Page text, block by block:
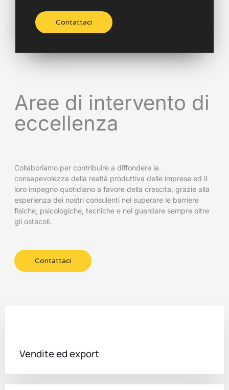
Contattaci
Aree di intervento di
eccellenza
Collaboriamo per contribuire a diffondere la
consapevolezza della realtà produttiva delle imprese ed il
loro impegno quotidiano a favore della crescita, grazie alla
esperienza dei nostri consulenti nel superare le barriere
fisiche, psicologiche, tecniche e nel guardare sempre oltre
gli ostacoli.
Contattaci
Vendite ed export